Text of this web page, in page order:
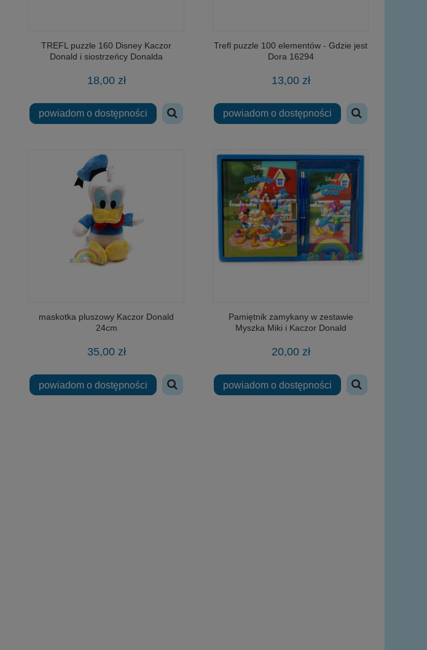
TREFL puzzle 160 Disney Kaczor
Donald i siostrzeńcy Donalda
18,00 zł
powiadom o dostępności
Trefl puzzle 100 elementów - Gdzie jest
Dora 16294
13,00 zł
powiadom o dostępności
maskotka pluszowy Kaczor Donald
24cm
35,00 zł
powiadom o dostępności
Pamiętnik zamykany w zestawie
Myszka Miki i Kaczor Donald
20,00 zł
powiadom o dostępności